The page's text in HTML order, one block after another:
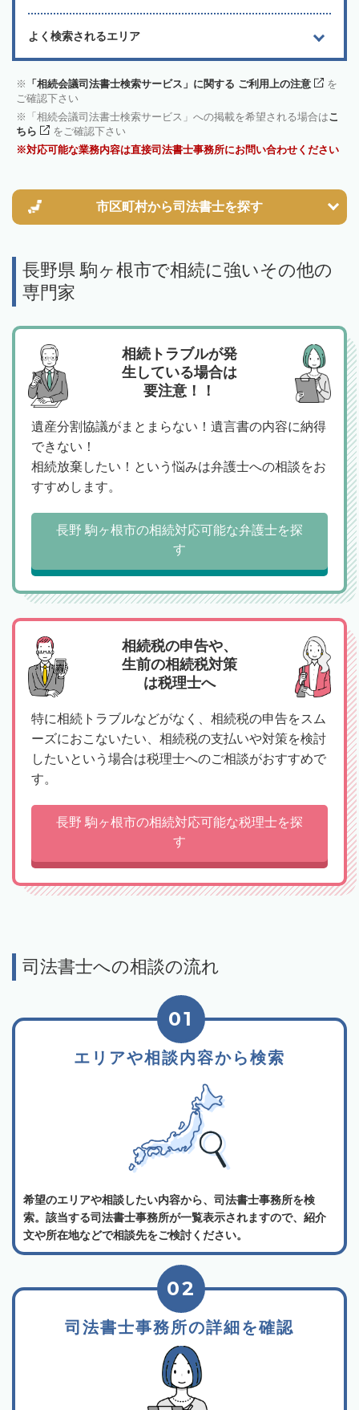
よく検索されるエリア
「相続会議司法書士検索サービス」に関する ご利用上の注意
を
ご確認下さい
「相続会議司法書士検索サービス」への掲載を希望される場合はこ
ちら
をご確認下さい
対応可能な業務内容は直接司法書士事務所にお問い合わせください
市区町村から司法書士を探す
長野県 駒ヶ根市で相続に強いその他の
専門家
相続トラブルが発
生している場合は
要注意！！
遺産分割協議がまとまらない！遺言書の内容に納得
できない！
相続放棄したい！という悩みは弁護士への相談をお
すすめします。
長野 駒ヶ根市の相続対応可能な弁護士を探
す
相続税の申告や、
生前の相続税対策
は税理士へ
特に相続トラブルなどがなく、相続税の申告をスム
ーズにおこないたい、相続税の支払いや対策を検討
したいという場合は税理士へのご相談がおすすめで
す。
長野 駒ヶ根市の相続対応可能な税理士を探
す
司法書士への相談の流れ
エリアや相談内容から検索
01
希望のエリアや相談したい内容から、司法書士事務所を検
索。該当する司法書士事務所が一覧表示されますので、紹介
文や所在地などで相談先をご検討ください。
司法書士事務所の詳細を確認
02